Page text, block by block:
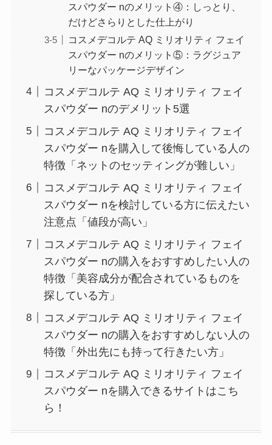
スパウダー nのメリット④：しっとり、
だけどさらりとした仕上がり
コスメデコルテ AQ ミリオリティ フェイ
スパウダー nのメリット⑤：ラグジュア
リーなパッケージデザイン
コスメデコルテ AQ ミリオリティ フェイ
スパウダー nのデメリット5選
コスメデコルテ AQ ミリオリティ フェイ
スパウダー nを購入して後悔している人の
特徴「ネットのセッティングが難しい」
コスメデコルテ AQ ミリオリティ フェイ
スパウダー nを検討している方に伝えたい
注意点「値段が高い」
コスメデコルテ AQ ミリオリティ フェイ
スパウダー nの購入をおすすめしたい人の
特徴「美容成分が配合されているものを
探している方」
コスメデコルテ AQ ミリオリティ フェイ
スパウダー nの購入をおすすめしない人の
特徴「外出先にも持って行きたい方」
コスメデコルテ AQ ミリオリティ フェイ
スパウダー nを購入できるサイトはこち
ら！